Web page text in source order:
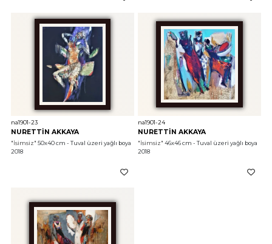
na1901-23
NURETTİN AKKAYA
"İsimsiz" 50x40 cm - Tuval üzeri yağlı boya
2018
na1901-24
NURETTİN AKKAYA
"İsimsiz" 46x46 cm - Tuval üzeri yağlı boya
2018